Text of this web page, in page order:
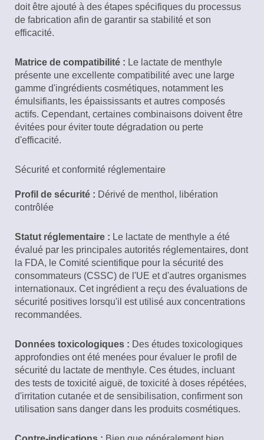
doit être ajouté à des étapes spécifiques du processus
de fabrication afin de garantir sa stabilité et son
efficacité.
Matrice de compatibilité : Le lactate de menthyle
présente une excellente compatibilité avec une large
gamme d'ingrédients cosmétiques, notamment les
émulsifiants, les épaississants et autres composés
actifs. Cependant, certaines combinaisons doivent être
évitées pour éviter toute dégradation ou perte
d'efficacité.
Sécurité et conformité réglementaire
Profil de sécurité : Dérivé de menthol, libération
contrôlée
Statut réglementaire : Le lactate de menthyle a été
évalué par les principales autorités réglementaires, dont
la FDA, le Comité scientifique pour la sécurité des
consommateurs (CSSC) de l'UE et d'autres organismes
internationaux. Cet ingrédient a reçu des évaluations de
sécurité positives lorsqu'il est utilisé aux concentrations
recommandées.
Données toxicologiques : Des études toxicologiques
approfondies ont été menées pour évaluer le profil de
sécurité du lactate de menthyle. Ces études, incluant
des tests de toxicité aiguë, de toxicité à doses répétées,
d'irritation cutanée et de sensibilisation, confirment son
utilisation sans danger dans les produits cosmétiques.